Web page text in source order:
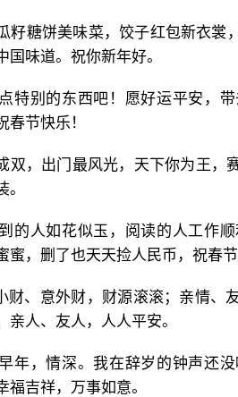
籽糖饼美味菜，饺子红包新衣裳
味道。祝你新年好。
特别的东西吧！愿好运平安，
节快乐！
双，出门最风光，天下你为王，
的人如花似玉，阅读的人工作
蜜，删了也天天捡人民币，祝春节
财、意外财，财源滚滚；亲情、
人、友人，人人平安。
年，情深。我在辞岁的钟声还
吉祥，万事如意。